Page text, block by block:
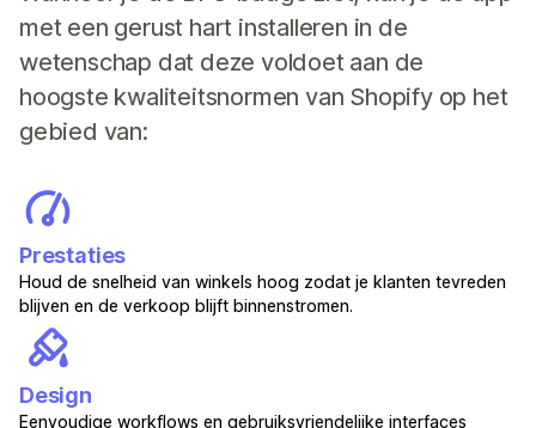
met een gerust hart installeren in de
wetenschap dat deze voldoet aan de
hoogste kwaliteitsnormen van Shopify op het
gebied van:
Prestaties
Houd de snelheid van winkels hoog zodat je klanten tevreden
blijven en de verkoop blijft binnenstromen.
Design
Eenvoudige workflows en gebruiksvriendelijke interfaces